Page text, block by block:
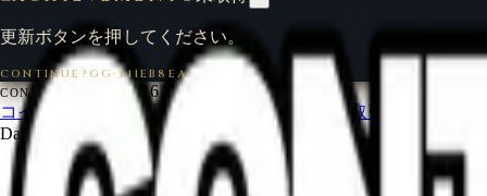
更新ボタンを押してください。
CONTINUE?GG·311EB8EA
CONTINUE?GG
2026
コインについて
利用規約 お問い合わせ
特定商取引法に基づく
Data from